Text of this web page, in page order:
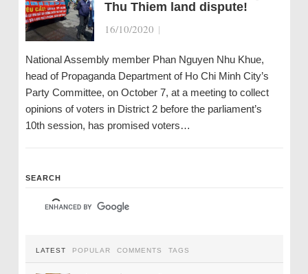
Thu Thiem land dispute!
16/10/2020 |
National Assembly member Phan Nguyen Nhu Khue,
head of Propaganda Department of Ho Chi Minh City’s
Party Committee, on October 7, at a meeting to collect
opinions of voters in District 2 before the parliament’s
10th session, has promised voters…
SEARCH
LATEST POPULAR COMMENTS TAGS